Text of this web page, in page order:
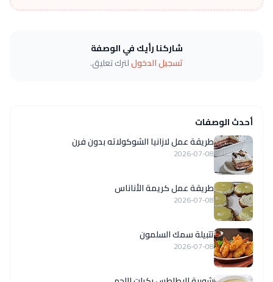
شاركنا رأيك في الوصفة
تسجيل الدخوللترك تعليق.
أحدث الوصفات
طريقة عمل لازانيا الشوكولاته بدون فرن
2026-07-08
طريقة عمل كريمة الأناناس
2026-07-08
تتبيلة سمك السلمون
2026-07-08